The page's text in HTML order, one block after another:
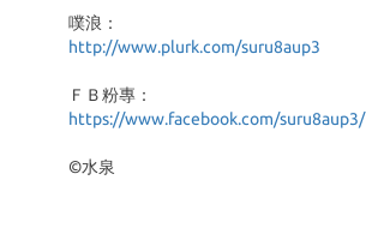
噗浪：
http://www.plurk.com/suru8aup3
ＦＢ粉專：
https://www.facebook.com/suru8aup3/
©水泉